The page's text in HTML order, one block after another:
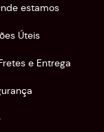
estamos
Úteis
e Entrega